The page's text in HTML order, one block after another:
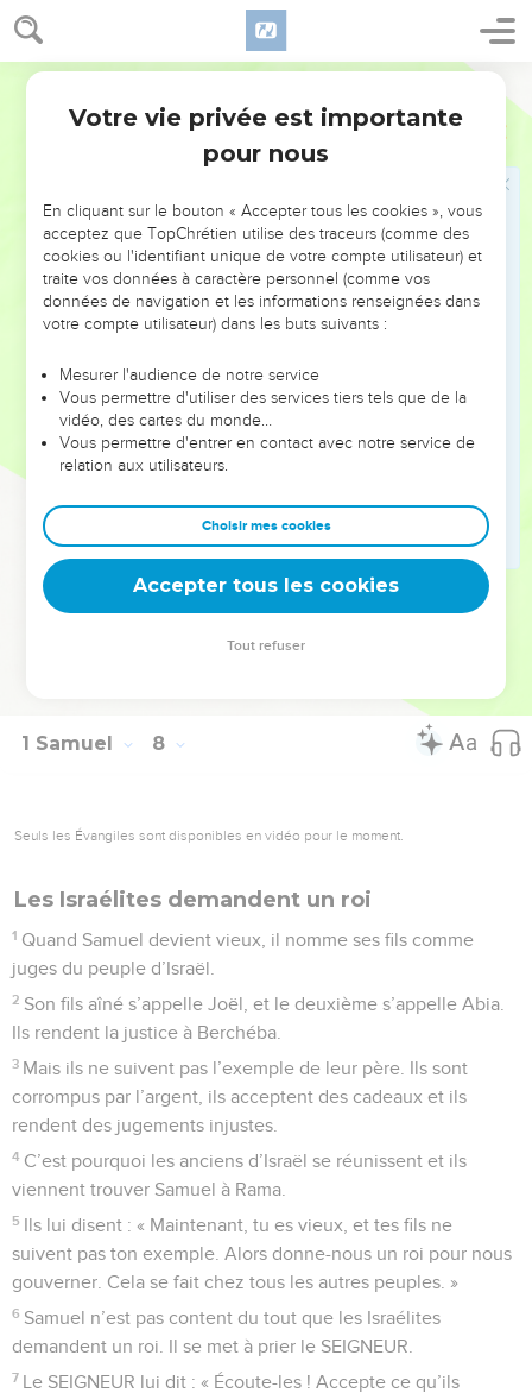
1 Samuel 7
ils tremblent de peur et ils sont battus par les Israélites.
Les soldats d’Israël sortent de Mispa. Ils poursuivent les
Philistins jusqu’au-dessous de Beth-Kar et ils les battent
complètement.
Samuel dit : « Le SEIGNEUR nous a secourus jusqu’ici. »
Mispa et La Dent, et il l’appelle la « Pierre-du-Secours ».
Maintenant, les Philistins sont abaissés et ils ne reviennent
plus dans le pays d’Israël. Le SEIGNEUR fait peser sa
puissance sur eux pendant toute la vie de Samuel.
Les Philistins ont pris des villes au peuple d’Israël, depuis
Écron jusqu’à Gath. Ils les rendent, et les Israélites libèrent
leur pays du pouvoir des Philistins. La paix revient aussi
entre les Israélites et les Amorites.
Samuel est juge du peuple d’Israël pendant toute sa vie.
Mispa. Il rend la justice à ces trois endroits.
Ensuite, il revient à Rama, où il habite. Là aussi, il rend la
justice. C’est à Rama qu’il construit un autel au SEIGNEUR.
© Société biblique française – Bibli’O, 2000, avec autorisation. Pour vous procurer
1 Samuel 8
Seuls les Évangiles sont disponibles en vidéo pour le moment.
Les Israélites demandent un roi
1 Quand Samuel devient vieux, il nomme ses fils comme
juges du peuple d’Israël.
2 Son fils aîné s’appelle Joël, et le deuxième s’appelle Abia.
Ils rendent la justice à Berchéba.
3 Mais ils ne suivent pas l’exemple de leur père. Ils sont
corrompus par l’argent, ils acceptent des cadeaux et ils
rendent des jugements injustes.
4 C’est pourquoi les anciens d’Israël se réunissent et ils
viennent trouver Samuel à Rama.
5 Ils lui disent : « Maintenant, tu es vieux, et tes fils ne
suivent pas ton exemple. Alors donne-nous un roi pour nous
gouverner. Cela se fait chez tous les autres peuples. »
6 Samuel n’est pas content du tout que les Israélites
demandent un roi. Il se met à prier le SEIGNEUR.
7 Le SEIGNEUR lui dit : « Écoute-les ! Accepte ce qu’ils
Votre vie privée est importante
pour nous
En cliquant sur le bouton « Accepter tous les cookies », vous
acceptez que TopChrétien utilise des traceurs (comme des
cookies ou l'identifiant unique de votre compte utilisateur) et
traite vos données à caractère personnel (comme vos
données de navigation et les informations renseignées dans
votre compte utilisateur) dans les buts suivants :
Mesurer l'audience de notre service
Vous permettre d'utiliser des services tiers tels que de la
vidéo, des cartes du monde…
Vous permettre d'entrer en contact avec notre service de
relation aux utilisateurs.
Choisir mes cookies
Accepter tous les cookies
Tout refuser